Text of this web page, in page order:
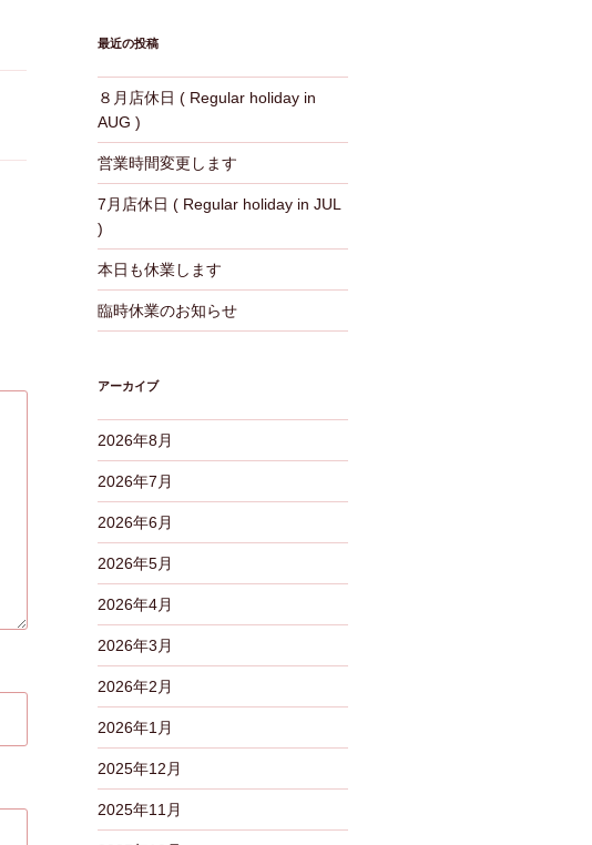
最近の投稿
８月店休日 ( Regular holiday in
AUG )
営業時間変更します
7月店休日 ( Regular holiday in JUL
)
本日も休業します
臨時休業のお知らせ
アーカイブ
2026年8月
2026年7月
2026年6月
2026年5月
2026年4月
2026年3月
2026年2月
2026年1月
2025年12月
2025年11月